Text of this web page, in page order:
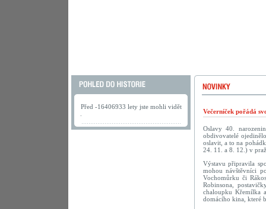
Před -16406933 lety jste mohli vidět
Večerníček pořádá
Oslavy 40.
obdivovatelé
oslavit, a to na
24. 11. a 8. 12.) v
Výstavu připravila
mohou návštěvníci
Vochomůrku či
Robinsona,
chaloupku Křemílka
domácího kina, které